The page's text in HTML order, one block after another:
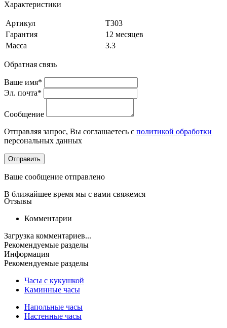
Характеристики
Артикул
T303
Гарантия
12 месяцев
Масса
3.3
Обратная связь
Ваше имя*
Эл. почта*
Сообщение
Отправляя запрос, Вы соглашаетесь с политикой обработки
персональных данных
Отправить
Ваше сообщение отправлено
В ближайшее время мы с вами свяжемся
Отзывы
Комментарии
Загрузка комментариев...
Рекомендуемые разделы
Информация
Рекомендуемые разделы
Часы с кукушкой
Каминные часы
Напольные часы
Настенные часы